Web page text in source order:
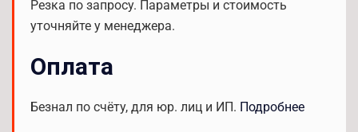
Резка по запросу. Параметры и стоимость
уточняйте у менеджера.
Оплата
Безнал по счёту, для юр. лиц и ИП. Подробнее